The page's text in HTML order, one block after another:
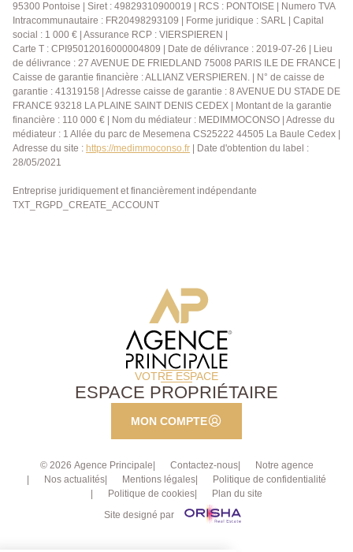
95300 Pontoise | Siret : 49829310900019 | RCS : PONTOISE | Numero TVA
Intracommunautaire : FR20498293109 | Forme juridique : SARL | Capital
social : 1 000 € | Assurance RCP : VIERSPIEREN |
Carte T : CPI95012016000004809 | Date de délivrance : 2019-07-26 | Lieu
de délivrance : 27 AVENUE DE FRIEDLAND 75008 PARIS ILE DE FRANCE |
Caisse de garantie financière : ALLIANZ VERSPIEREN. | N° de caisse de
garantie : 41319158 | Adresse caisse de garantie : 8 AVENUE DU STADE DE
FRANCE 93218 LA PLAINE SAINT DENIS CEDEX | Montant de la garantie
financière : 110 000 € | Nom du médiateur : MEDIMMOCONSO | Adresse du
médiateur : 1 Allée du parc de Mesemena CS25222 44505 La Baule Cedex |
Adresse du site : https://medimmoconso.fr | Date d'obtention du label :
28/05/2021
Entreprise juridiquement et financièrement indépendante
TXT_RGPD_CREATE_ACCOUNT
VOTRE ESPACE
ESPACE PROPRIÉTAIRE
MON COMPTE
© 2026 Agence Principale Contactez-nous
Notre agence
Nos actualités
Mentions légales
Politique de confidentialité
Politique de cookies
Plan du site
Site designé par